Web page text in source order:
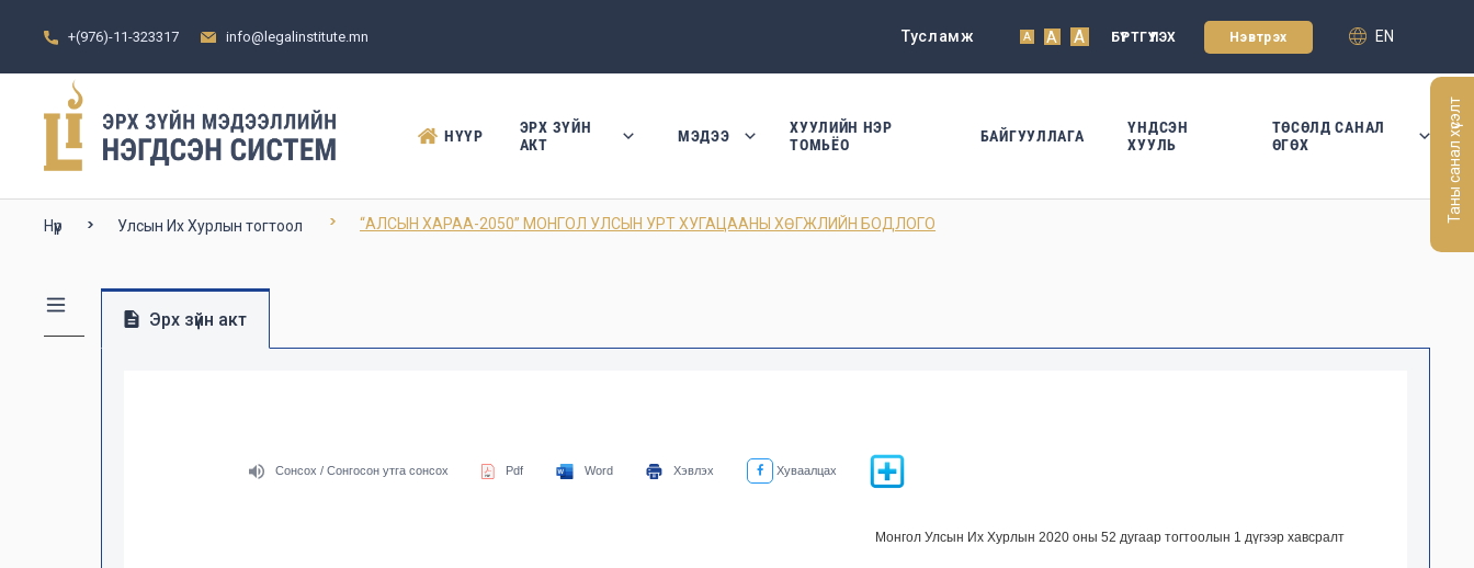
+(976)-11-323317 info@legalinstitute.mn Тусламж A A A БҮРТГҮҮЛЭХ Нэвтрэх EN
НҮҮР
ЭРХ ЗҮЙН
АКТ
МЭДЭЭ
ХУУЛИЙН НЭР
ТОМЬЁО
БАЙГУУЛЛАГА
ҮНДСЭН
ХУУЛЬ
ТӨСӨЛД САНАЛ
ӨГӨХ
Нүүр Улсын Их Хурлын тогтоол “АЛСЫН ХАРАА-2050” МОНГОЛ УЛСЫН УРТ ХУГАЦААНЫ ХӨГЖЛИЙН БОДЛОГО
Эрх зүйн акт
Сонсох / Сонгосон утга сонсох Pdf Word Хэвлэх Хуваалцах
Монгол Улсын Их Хурлын 2020 оны 52 дугаар тогтоолын 1 дүгээр хавсралт
Таны санал хүсэлт